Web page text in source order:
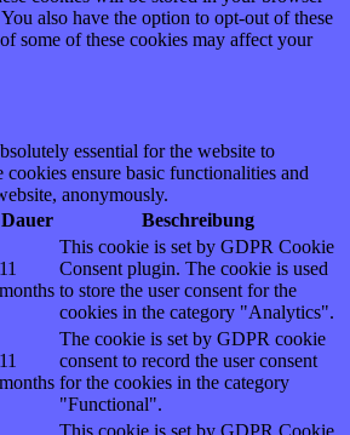
also have the option to opt-out of these
some of these cookies may affect your
essential for the website to
ensure basic functionalities and
anonymously.
Dauer Beschreibung
11
months
This cookie is set by GDPR Cookie
Consent plugin. The cookie is used
to store the user consent for the
cookies in the category "Analytics".
11
months
The cookie is set by GDPR cookie
consent to record the user consent
for the cookies in the category
"Functional".